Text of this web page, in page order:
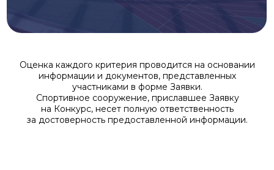
Оценка каждого критерия проводится на основании
информации и документов, представленных
участниками в форме Заявки.
Спортивное сооружение, приславшее Заявку
на Конкурс, несет полную ответственность
за достоверность предоставленной информации.